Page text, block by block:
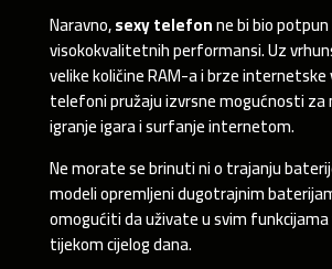
Naravno,sexy telefonne bi bio
visokokvalitetnih performansi. Uz
velike količine RAM-a i brze internetske
telefoni pružaju izvrsne mogućnosti
igranje igara i surfanje internetom.
Ne morate se brinuti ni o trajanju
modeli opremljeni dugotrajnim
omogućiti da uživate u svim
tijekom cijelog dana.